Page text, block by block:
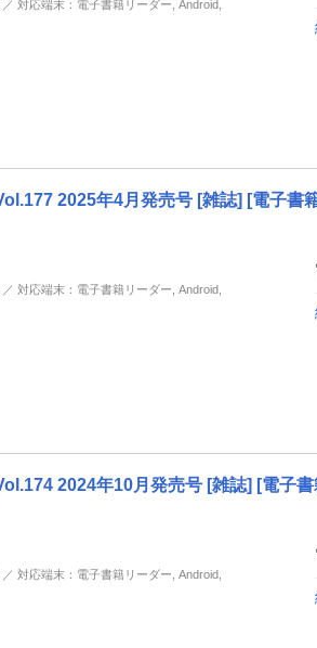
対応端末：電子書籍リーダー, Android,
2025年4月発売号 [雑誌] [電子書
対応端末：電子書籍リーダー, Android,
2024年10月発売号 [雑誌] [電子
対応端末：電子書籍リーダー, Android,